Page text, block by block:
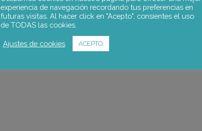
experiencia de navegación recordando tus preferencias en
futuras visitas. Al hacer click en "Acepto", consientes el uso
de TODAS las cookies.
Ajustes de cookies ACEPTO